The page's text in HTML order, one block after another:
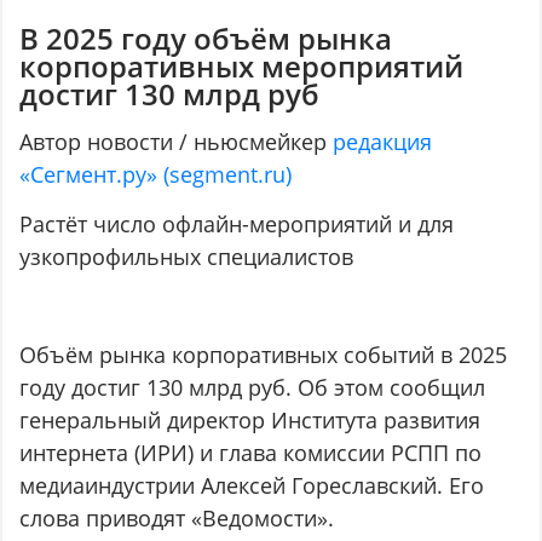
В 2025 году объём рынка
корпоративных мероприятий
достиг 130 млрд руб
Автор новости / ньюсмейкер редакция
«Сегмент.ру» (segment.ru)
Растёт число офлайн-мероприятий и для
узкопрофильных специалистов
Объём рынка корпоративных событий в 2025
году достиг 130 млрд руб. Об этом сообщил
генеральный директор Института развития
интернета (ИРИ) и глава комиссии РСПП по
медиаиндустрии Алексей Гореславский. Его
слова приводят «Ведомости».